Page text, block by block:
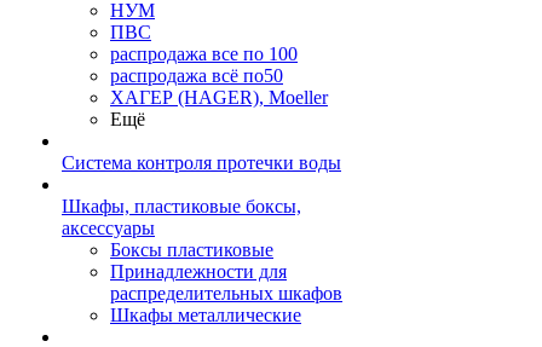
НУМ
ПВС
распродажа все по 100
распродажа всё по50
ХАГЕР (HAGER), Moeller
Ещё
Система контроля протечки воды
Шкафы, пластиковые боксы,
аксессуары
Боксы пластиковые
Принадлежности для
распределительных шкафов
Шкафы металлические